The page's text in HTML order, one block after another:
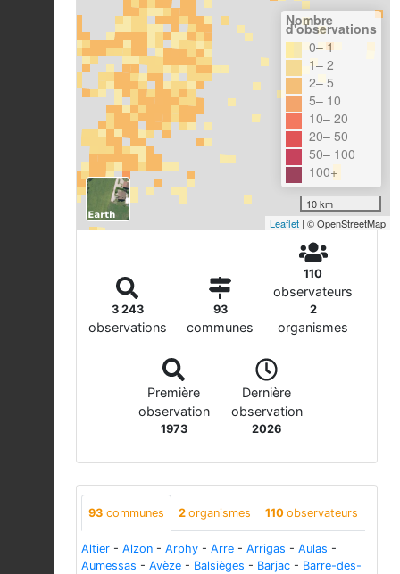
Nombre
d'observations
0– 1
1– 2
2– 5
5– 10
10– 20
20– 50
50– 100
100+
10 km
Leaflet | © OpenStreetMap
3 243
observations
93
communes
110
observateurs
2
organismes
Première
observation
1973
Dernière
observation
2026
93 communes 2 organismes 110 observateurs
Altier - Alzon - Arphy - Arre - Arrigas - Aulas -
Aumessas - Avèze - Balsièges - Barjac - Barre-des-